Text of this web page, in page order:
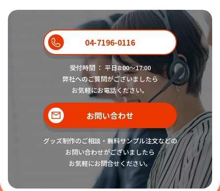
たします。カバーはマグネットで張
り付くタイプで気軽に着せ替えを楽
しめます。財布本体とカバーを別売
りにしたり、複数のデザインをセッ
トで販売したりと、今までの財布に
はない新しい販売の形が作れますの
で、非常に注目を集めるアイテムと
なっております。
お客様
ヴィンテージミニ財布はどんな商品
04-7196-0116
受付時間 ： 平日8:00〜17:00
弊社へのご質問がございましたら
お気軽にお電話ください。
お問い合わせ
グッズ制作のご相談・無料サンプル注文などの
お問い合わせがございましたら
お気軽にお問合せください。